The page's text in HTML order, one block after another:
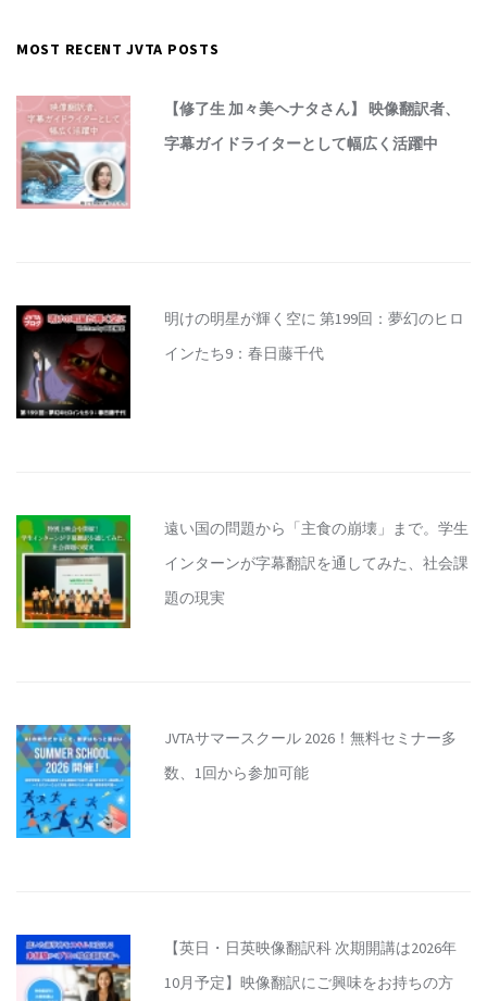
MOST RECENT JVTA POSTS
【修了生 加々美ヘナタさん】 映像翻訳者、
字幕ガイドライターとして幅広く活躍中
明けの明星が輝く空に 第199回：夢幻のヒロ
インたち9：春日藤千代
遠い国の問題から「主食の崩壊」まで。学生
インターンが字幕翻訳を通してみた、社会課
題の現実
JVTAサマースクール 2026！無料セミナー多
数、1回から参加可能
【英日・日英映像翻訳科 次期開講は2026年
10月予定】映像翻訳にご興味をお持ちの方